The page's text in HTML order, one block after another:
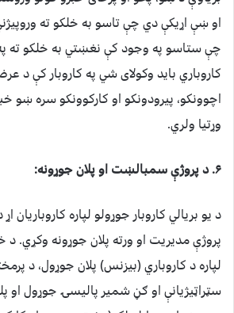
او ښې اړیکې دي چې تاسو به خلکو ته
چې ستاسو په وجود کې نغښتي به خلکو ته په
کاروباري باید وکولای شي په کاروبار کې د
اچوونکو، پیرودونکو او کارکوونکو سره ښو
وړتیا ولري.
۶. د پروژې سمبالښت او پلان جوړونه:
د یو بریالي کاروبار جوړولو لپاره
پروژې مدیریت او ورته پلان جوړونه وکړي. د
لپاره د کاروباري (بیزنس) پلان جوړول، د
سټراټیژیانې او ګڼ شمیر پالیسۍ جوړول او